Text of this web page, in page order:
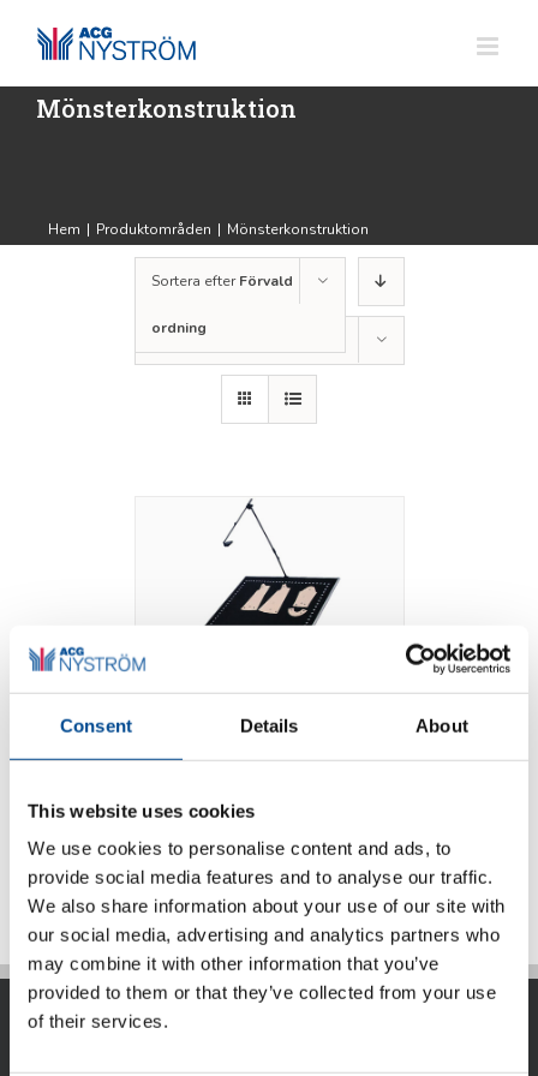
Consent Details About
This website uses cookies
We use cookies to personalise content and ads, to
provide social media features and to analyse our traffic.
We also share information about your use of our site with
our social media, advertising and analytics partners who
may combine it with other information that you’ve
provided to them or that they’ve collected from your use
of their services.
innehållet
Mönsterkonstruktion
Hem | Produktområden | Mönsterkonstruktion
Sortera efterFörvald
ordning
24 produkter
Photo Digitizer
Detaljer